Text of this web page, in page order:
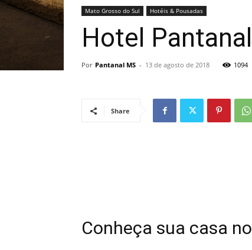
Mato Grosso do Sul Hotéis & Pousadas
Hotel Pantanal
Por Pantanal MS - 13 de agosto de 2018 1094
Share
Conheça sua casa no